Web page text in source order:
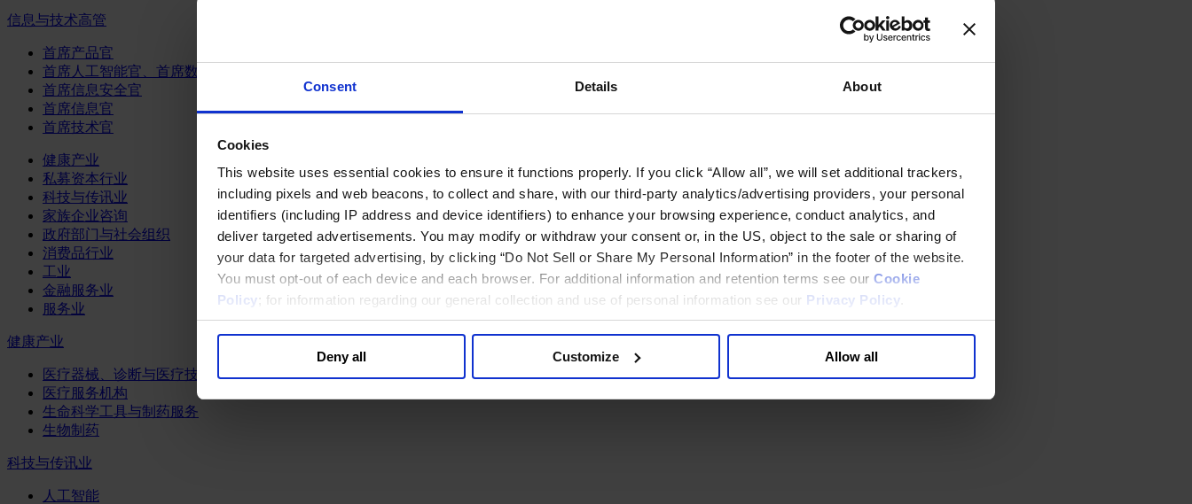
Consent Details About
Cookies
This website uses essential cookies to ensure it functions properly. If you click “Allow all”, we will set additional trackers,
including pixels and web beacons, to collect and share, with our third-party analytics/advertising providers, your personal
identifiers (including IP address and device identifiers) to enhance your browsing experience, conduct analytics, and
deliver targeted advertisements. You may modify or withdraw your consent or, in the US, object to the sale or sharing of
your data for targeted advertising, by clicking “Do Not Sell or Share My Personal Information” in the footer of the website.
You must opt-out of each device and each browser. For additional information and retention terms see our Cookie
Policy; for information regarding our general collection and use of personal information see our Privacy Policy
Deny all Customize Allow all
信息与技术高管
首席产品官
首席人工智能官、首席数据官和首席数据解析官
首席信息安全官
首席信息官
首席技术官
健康产业
私募资本行业
科技与传讯业
家族企业咨询
政府部门与社会组织
消费品行业
工业
金融服务业
服务业
健康产业
医疗器械、诊断与医疗技术
医疗服务机构
生命科学工具与制药服务
生物制药
科技与传讯业
人工智能